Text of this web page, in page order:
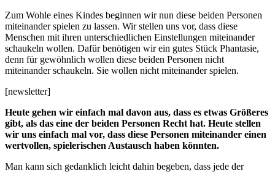
Zum Wohle eines Kindes beginnen wir nun diese beiden Personen
miteinander spielen zu lassen. Wir stellen uns vor, dass diese
Menschen mit ihren unterschiedlichen Einstellungen miteinander
schaukeln wollen. Dafür benötigen wir ein gutes Stück Phantasie,
denn für gewöhnlich wollen diese beiden Personen nicht
miteinander schaukeln. Sie wollen nicht miteinander spielen.
[newsletter]
Heute gehen wir einfach mal davon aus, dass es etwas Größeres
gibt, als das eine der beiden Personen Recht hat. Heute stellen
wir uns einfach mal vor, dass diese Personen miteinander einen
wertvollen, spielerischen Austausch haben könnten.
Man kann sich gedanklich leicht dahin begeben, dass jede der